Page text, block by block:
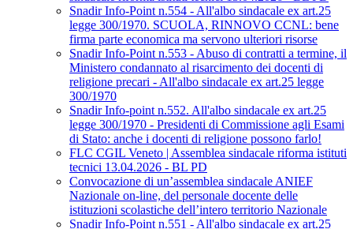
Snadir Info-Point n.554 - All'albo sindacale ex art.25
legge 300/1970. SCUOLA, RINNOVO CCNL: bene
firma parte economica ma servono ulteriori risorse
Snadir Info-Point n.553 - Abuso di contratti a termine, il
Ministero condannato al risarcimento dei docenti di
religione precari - All'albo sindacale ex art.25 legge
300/1970
Snadir Info-point n.552. All'albo sindacale ex art.25
legge 300/1970 - Presidenti di Commissione agli Esami
di Stato: anche i docenti di religione possono farlo!
FLC CGIL Veneto | Assemblea sindacale riforma istituti
tecnici 13.04.2026 - BL PD
Convocazione di un’assemblea sindacale ANIEF
Nazionale on-line, del personale docente delle
istituzioni scolastiche dell’intero territorio Nazionale
Snadir Info-Point n.551 - All'albo sindacale ex art.25